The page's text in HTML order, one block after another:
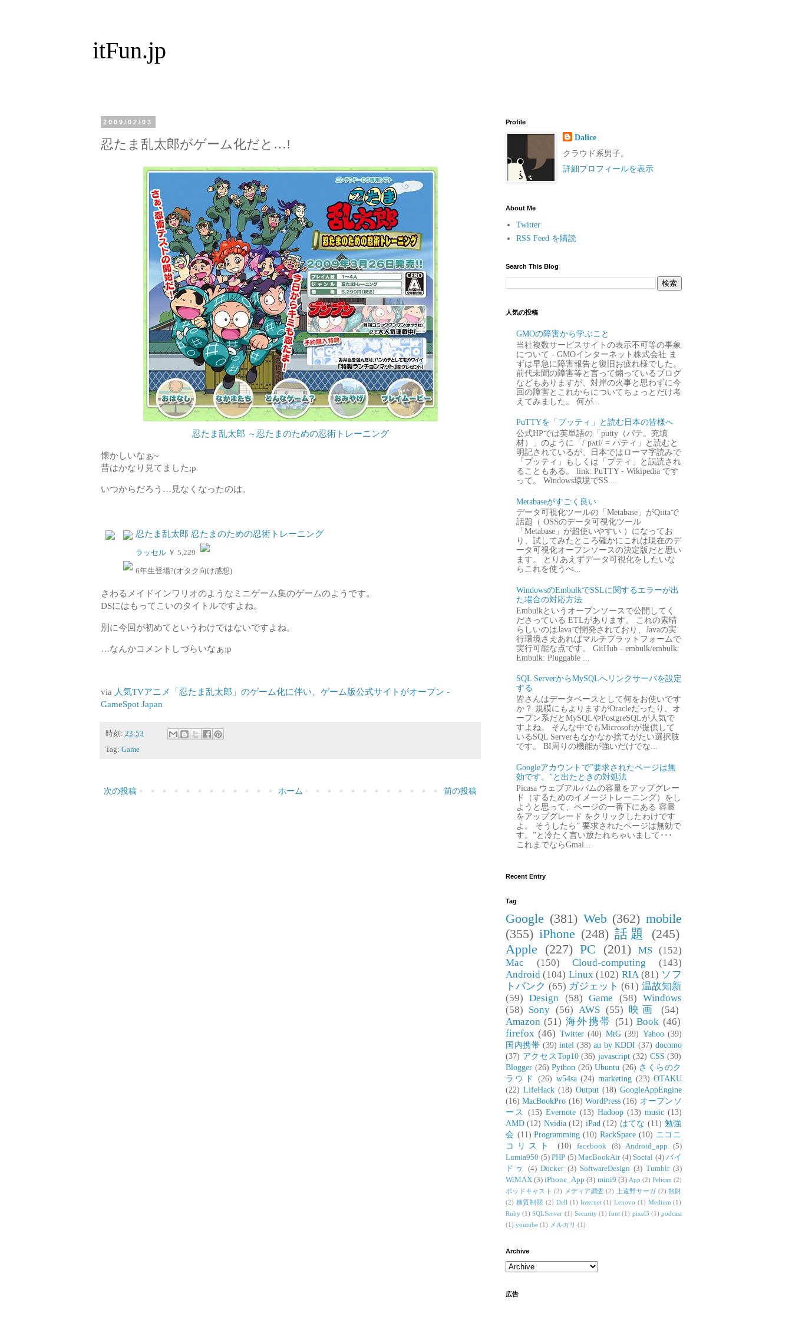
itFun.jp
2009/02/03
忍たま乱太郎がゲーム化だと…!
忍たま乱太郎 ～忍たまのための忍術トレーニング
懐かしいなぁ~
昔はかなり見てました;p
いつからだろう…見なくなったのは。
忍たま乱太郎 忍たまのための忍術トレーニング
ラッセル ￥ 5,229
6年生登場?(オタク向け感想)
さわるメイドインワリオのようなミニゲーム集のゲームのようです。
DSにはもってこいのタイトルですよね。
別に今回が初めてというわけではないですよね。
…なんかコメントしづらいなぁ;p
via 人気TVアニメ「忍たま乱太郎」のゲーム化に伴い、ゲーム版公式サイトがオープン -
GameSpot Japan
時刻: 23:53
Tag: Game
次の投稿 前の投稿
ホーム
Profile
Dalice
クラウド系男子。
詳細プロフィールを表示
About Me
Twitter
RSS Feed を購読
Search This Blog
人気の投稿
GMOの障害から学ぶこと
当社複数サービスサイトの表示不可等の事象
について - GMOインターネット株式会社 ま
ずは早急に障害報告と復旧お疲れ様でした。
前代未聞の障害等と言って煽っているブログ
などもありますが、対岸の火事と思わずに今
回の障害とこれからについてちょっとだけ考
えてみました。 何が...
PuTTYを「プッティ」と読む日本の皆様へ
公式HPでは英単語の「putty（パテ。充填
材）」のように「/ˈpʌti/ = パティ」と読むと
明記されているが、日本ではローマ字読みで
「プッティ」もしくは「プティ」と誤読され
ることもある。 link: PuTTY - Wikipedia です
って。 Windows環境でSS...
Metabaseがすごく良い
データ可視化ツールの「Metabase」がQiitaで
話題（ OSSのデータ可視化ツール
「Metabase」が超使いやすい ）になってお
り、試してみたところ確かにこれは現在のデ
ータ可視化オープンソースの決定版だと思い
ます。 とりあえずデータ可視化をしたいな
らこれを使うべ...
WindowsのEmbulkでSSLに関するエラーが出
た場合の対応方法
Embulkというオープンソースで公開してく
ださっている ETLがあります。 これの素晴
らしいのはJavaで開発されており、Javaの実
行環境さえあればマルチプラットフォームで
実行可能な点です。 GitHub - embulk/embulk:
Embulk: Pluggable ...
SQL ServerからMySQLへリンクサーバを設定
する
皆さんはデータベースとして何をお使いです
か？ 規模にもよりますがOracleだったり、オ
ープン系だとMySQLやPostgreSQLが人気で
すよね。 そんな中でもMicrosoftが提供して
いるSQL Serverもなかなか捨てがたい選択肢
です。 BI周りの機能が強いだけでな...
Googleアカウントで”要求されたページは無
効です。”と出たときの対処法
Picasa ウェブアルバムの容量をアップグレー
ド（するためのイメージトレーニング）をし
ようと思って、ページの一番下にある 容量
をアップグレード をクリックしたわけです
よ。 そうしたら” 要求されたページは無効で
す。”と冷たく言い放たれちゃいまして･･･
これまでならGmai...
Recent Entry
Tag
Google (381) Web (362) mobile
(355) iPhone (248) 話題
(245)
Apple (227) PC (201) MS (152)
Mac
(150) Cloud-computing
(143)
Android (104) Linux (102) RIA (81) ソフ
トバンク (65) ガジェット (61) 温故知新
(59)
Design (58) Game (58) Windows
(58) Sony (56) AWS (55) 映画
(54)
Amazon (51) 海外携帯 (51) Book (46)
firefox (46) Twitter (40) MtG (39) Yahoo (39)
国内携帯 (39) intel (38) au by KDDI (37) docomo
(37) アクセスTop10 (36) javascript (32) CSS (30)
Blogger (26) Python (26) Ubuntu (26) さくらのク
ラウド
(26) w54sa (24) marketing (23) OTAKU
(22) LifeHack (18) Output (18) GoogleAppEngine
(16) MacBookPro (16) WordPress (16) オープンソ
ース
(15) Evernote (13) Hadoop (13) music (13)
AMD (12) Nvidia (12) iPad (12) はてな (11) 勉強
会 (11) Programming (10) RackSpace (10) ニコニ
コリスト
(10) facebook (8) Android_app
(5)
Lumia950 (5) PHP (5) MacBookAir (4) Social (4) バイ
ドゥ
(4) Docker (3) SoftwareDesign (3) Tumblr (3)
WiMAX (3) iPhone_App (3) mini9 (3) App (2) Pelican (2)
ポッドキャスト (2) メディア調査 (2) 上遠野サーガ (2) 散財
(2) 糖質制限 (2) Dell (1) Internet (1) Lenovo (1) Medium (1)
Ruby (1) SQLServer (1) Security (1) font (1) pixel3 (1) podcast
(1) youtube (1) メルカリ (1)
Archive
広告